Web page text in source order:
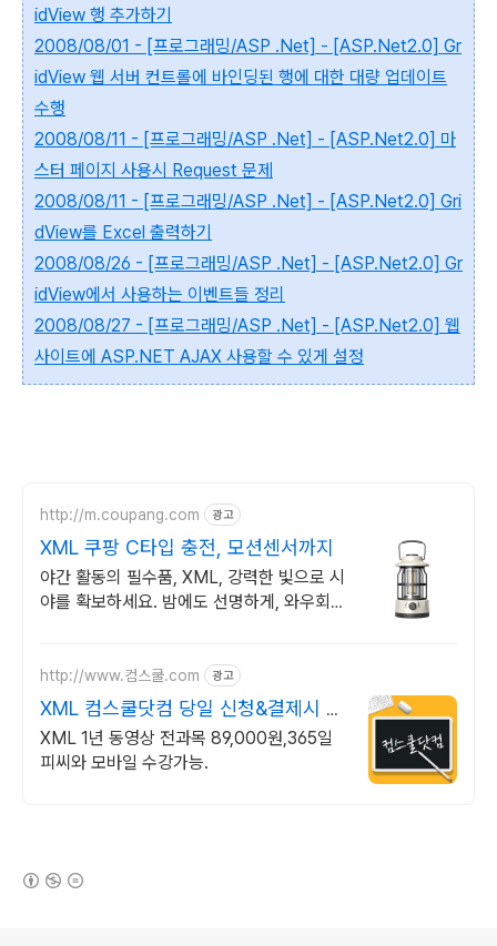
idView 행 추가하기
2008/08/01 - [프로그래밍/ASP .Net] - [ASP.Net2.0] Gr
idView 웹 서버 컨트롤에 바인딩된 행에 대한 대량 업데이트
수행
2008/08/11 - [프로그래밍/ASP .Net] - [ASP.Net2.0] 마
스터 페이지 사용시 Request 문제
2008/08/11 - [프로그래밍/ASP .Net] - [ASP.Net2.0] Gri
dView를 Excel 출력하기
2008/08/26 - [프로그래밍/ASP .Net] - [ASP.Net2.0] Gr
idView에서 사용하는 이벤트들 정리
2008/08/27 - [프로그래밍/ASP .Net] - [ASP.Net2.0] 웹
사이트에 ASP.NET AJAX 사용할 수 있게 설정
http://m.coupang.com 광고
XML 쿠팡 C타입 충전, 모션센서까지
야간 활동의 필수품, XML, 강력한 빛으로 시
야를 확보하세요. 밤에도 선명하게, 와우회원
http://www.컴스쿨.com 광고
XML 컴스쿨닷컴 당일 신청&결제시 기
프티콘!
XML 1년 동영상 전과목 89,000원,365일
피씨와 모바일 수강가능.